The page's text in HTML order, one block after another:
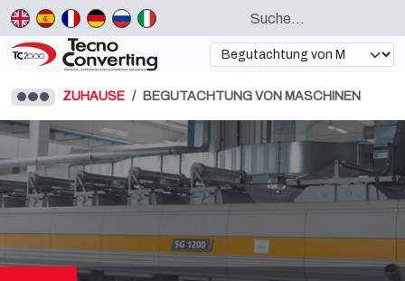
ZUHAUSE BEGUTACHTUNG VON MASCHINEN